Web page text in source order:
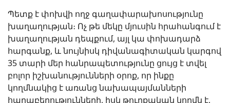
Պետք է փոխվի ողջ գաղափարախոսությունը
խաղաղության։ Ոչ թե մեկը մյուսին հրահանգում է
խաղաղության դեպքում, այլ կա փոխադարձ
հարգանք, և նույնիսկ դիվանագիտական կարգով
35 տարի մեր հանրապետությունը ցույց է տվել
բոլոր իշխանությունների օրոք, որ ինքը
կողմնակից է առանց նախապայմանների
հարաբերությունների, իսկ թուրքական կողմն է,